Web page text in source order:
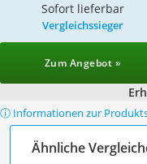
Sofort lieferbar
Vergleichssieger
Zum Angebot »
ⓘ Informationen zur
Ähnliche